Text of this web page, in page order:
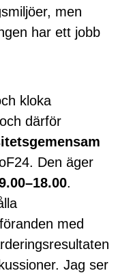
men
har ett jobb
kloka
därför
Den äger
.
med
Jag ser